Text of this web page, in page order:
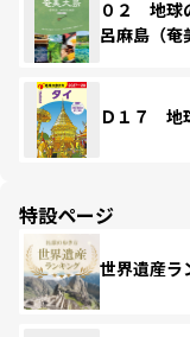
０２ 地
呂麻島（
Ｄ１７ 地
特設ページ
世界遺産ラ